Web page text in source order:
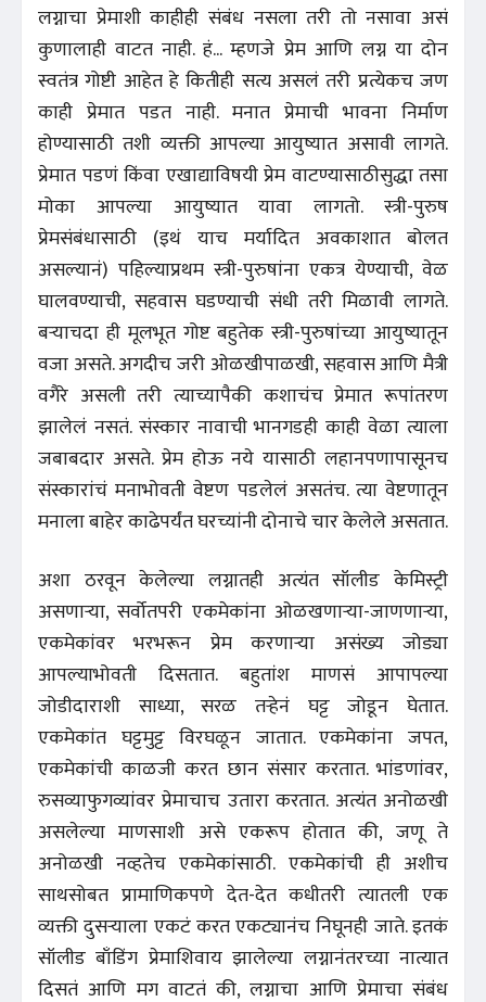
लग्नाचा प्रेमाशी काहीही संबंध नसला तरी तो नसावा असं
कुणालाही वाटत नाही. हं... म्हणजे प्रेम आणि लग्न या दोन
स्वतंत्र गोष्टी आहेत हे कितीही सत्य असलं तरी प्रत्येकच जण
काही प्रेमात पडत नाही. मनात प्रेमाची भावना निर्माण
होण्यासाठी तशी व्यक्ती आपल्या आयुष्यात असावी लागते.
प्रेमात पडणं किंवा एखाद्याविषयी प्रेम वाटण्यासाठीसुद्धा तसा
मोका आपल्या आयुष्यात यावा लागतो. स्त्री-पुरुष
प्रेमसंबंधासाठी (इथं याच मर्यादित अवकाशात बोलत
असल्यानं) पहिल्याप्रथम स्त्री-पुरुषांना एकत्र येण्याची, वेळ
घालवण्याची, सहवास घडण्याची संधी तरी मिळावी लागते.
बर्‍याचदा ही मूलभूत गोष्ट बहुतेक स्त्री-पुरुषांच्या आयुष्यातून
वजा असते. अगदीच जरी ओळखीपाळखी, सहवास आणि मैत्री
वगैरे असली तरी त्याच्यापैकी कशाचंच प्रेमात रूपांतरण
झालेलं नसतं. संस्कार नावाची भानगडही काही वेळा त्याला
जबाबदार असते. प्रेम होऊ नये यासाठी लहानपणापासूनच
संस्कारांचं मनाभोवती वेष्टण पडलेलं असतंच. त्या वेष्टणातून
मनाला बाहेर काढेपर्यंत घरच्यांनी दोनाचे चार केलेले असतात.
अशा ठरवून केलेल्या लग्नातही अत्यंत सॉलीड केमिस्ट्री
असणार्‍या, सर्वोतपरी एकमेकांना ओळखणार्‍या-जाणणार्‍या,
एकमेकांवर भरभरून प्रेम करणार्‍या असंख्य जोड्या
आपल्याभोवती दिसतात. बहुतांश माणसं आपापल्या
जोडीदाराशी साध्या, सरळ तर्‍हेनं घट्ट जोडून घेतात.
एकमेकांत घट्टमुट्ट विरघळून जातात. एकमेकांना जपत,
एकमेकांची काळजी करत छान संसार करतात. भांडणांवर,
रुसव्याफुगव्यांवर प्रेमाचाच उतारा करतात. अत्यंत अनोळखी
असलेल्या माणसाशी असे एकरूप होतात की, जणू ते
अनोळखी नव्हतेच एकमेकांसाठी. एकमेकांची ही अशीच
साथसोबत प्रामाणिकपणे देत-देत कधीतरी त्यातली एक
व्यक्ती दुसर्‍याला एकटं करत एकट्यानंच निघूनही जाते. इतकं
सॉलीड बाँडिंग प्रेमाशिवाय झालेल्या लग्नानंतरच्या नात्यात
दिसतं आणि मग वाटतं की, लग्नाचा आणि प्रेमाचा संबंध